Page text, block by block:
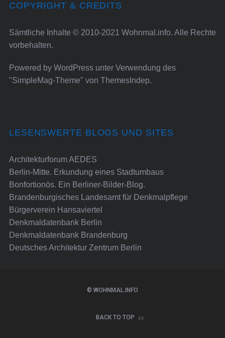
COPYRIGHT & CREDITS
Sämtliche Inhalte © 2010-2021 Wohnmal.info. Alle Rechte
vorbehalten.
Powered by WordPressunter Verwendung des
"SimpleMag-Theme" von ThemesIndep.
LESENSWERTE BLOGS UND SITES
Architekturforum AEDES
Berlin-Mitte. Erkundung eines Stadtumbaus
Bonfortionös. Ein Berliner-Bilder-Blog.
Brandenburgisches Landesamt für Denkmalpflege
Bürgerverein Hansaviertel
Denkmaldatenbank Berlin
Denkmaldatenbank Brandenburg
Deutsches Architektur Zentrum Berlin
© WOHNMAL.INFO
BACK TO TOP